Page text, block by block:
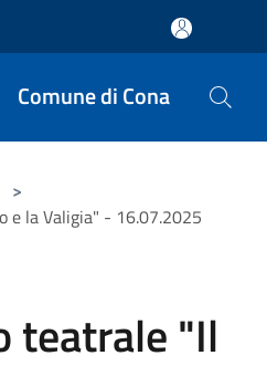
Comune di Cona
>
e la Valigia" - 16.07.2025
teatrale "Il